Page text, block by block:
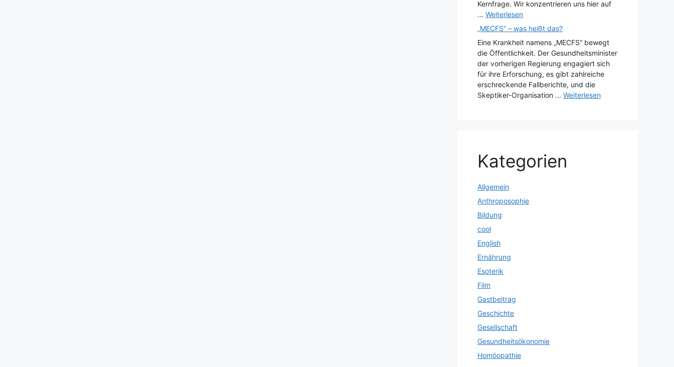
Kernfrage. Wir konzentrieren uns hier auf
... Weiterlesen
„MECFS“ – was heißt das?
Eine Krankheit namens „MECFS“ bewegt
die Öffentlichkeit. Der Gesundheitsminister
der vorherigen Regierung engagiert sich
für ihre Erforschung, es gibt zahlreiche
erschreckende Fallberichte, und die
Skeptiker-Organisation ... Weiterlesen
Kategorien
Allgemein
Anthroposophie
Bildung
cool
English
Ernährung
Esoterik
Film
Gastbeitrag
Geschichte
Gesellschaft
Gesundheitsökonomie
Homöopathie